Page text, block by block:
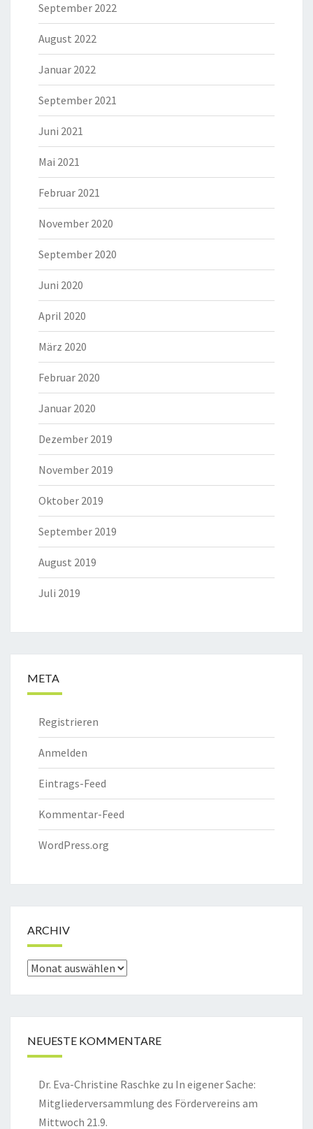
September 2022
August 2022
Januar 2022
September 2021
Juni 2021
Mai 2021
Februar 2021
November 2020
September 2020
Juni 2020
April 2020
März 2020
Februar 2020
Januar 2020
Dezember 2019
November 2019
Oktober 2019
September 2019
August 2019
Juli 2019
META
Registrieren
Anmelden
Eintrags-Feed
Kommentar-Feed
WordPress.org
ARCHIV
Archiv
NEUESTE KOMMENTARE
Dr. Eva-Christine Raschke zu In eigener Sache:
Mitgliederversammlung des Fördervereins am
Mittwoch 21.9.